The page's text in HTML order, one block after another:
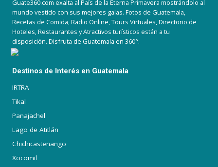
Guate360.com exalta al País de la Eterna Primavera mostrándolo al
mundo vestido con sus mejores galas. Fotos de Guatemala,
Recetas de Comida, Radio Online, Tours Virtuales, Directorio de
Hoteles, Restaurantes y Atractivos turísticos están a tu
disposición. Disfruta de Guatemala en 360°.
Destinos de Interés en Guatemala
IRTRA
Tikal
Panajachel
Lago de Atitlán
Chichicastenango
Xocomil